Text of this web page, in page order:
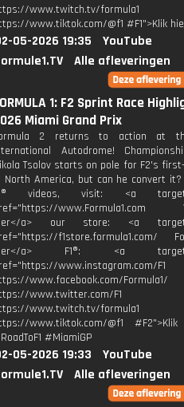
www.twitch.tv/formula1
www.tiktok.com/@f1 #F1">Klik
05-2026 19:35
YouTube
Alle afleveringen
1: F2 Sprint Race
Miami Grand Prix
2 returns to action at
Autodrome!
Tsolov starts on pole for F2's
North America, but can he convert
videos, visit: <a
www.Formula1.com
a> our store: <a
f1store.formula1.com/
a> F1®: <a
www.instagram.com/F1
www.facebook.com/Formula1/
www.twitter.com/F1
www.twitch.tv/formula1
www.tiktok.com/@f1
#MiamiGP
05-2026 19:33
YouTube
Alle afleveringen